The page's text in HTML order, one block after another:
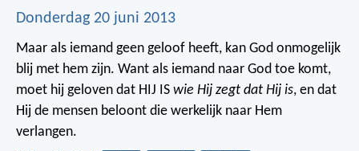
Donderdag 20 juni 2013
Maar als iemand geen geloof heeft, kan God onmogelijk
blij met hem zijn. Want als iemand naar God toe komt,
moet hij geloven dat HIJ IS wie Hij zegt dat Hij is, en dat
Hij de mensen beloont die werkelijk naar Hem
verlangen.